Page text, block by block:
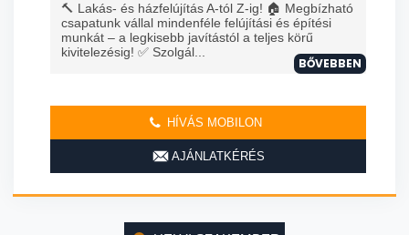
🔨 Lakás- és házfelújítás A-tól Z-ig! 🏠 Megbízható
csapatunk vállal mindenféle felújítási és építési
munkát – a legkisebb javítástól a teljes körű
kivitelezésig! ✅ Szolgál...
BŐVEBBEN
HÍVÁS MOBILON
AJÁNLATKÉRÉS